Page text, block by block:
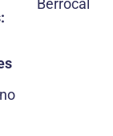
Berrocal